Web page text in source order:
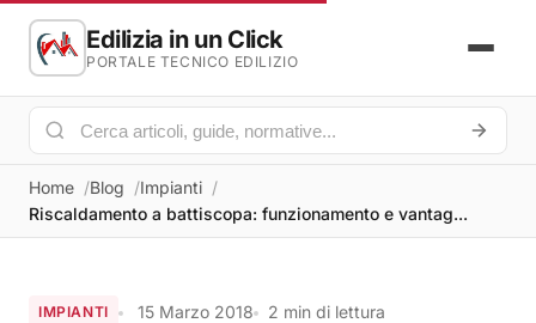
Edilizia in un Click
PORTALE TECNICO EDILIZIO
Home Blog
Impianti
Riscaldamento a battiscopa: funzionamento e vantag...
IMPIANTI 15 Marzo 2018 2 min di lettura